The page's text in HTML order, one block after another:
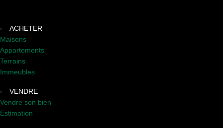
ACHETER
Maisons
Appartements
Terrains
Immeubles
VENDRE
Vendre son bien
Estimation